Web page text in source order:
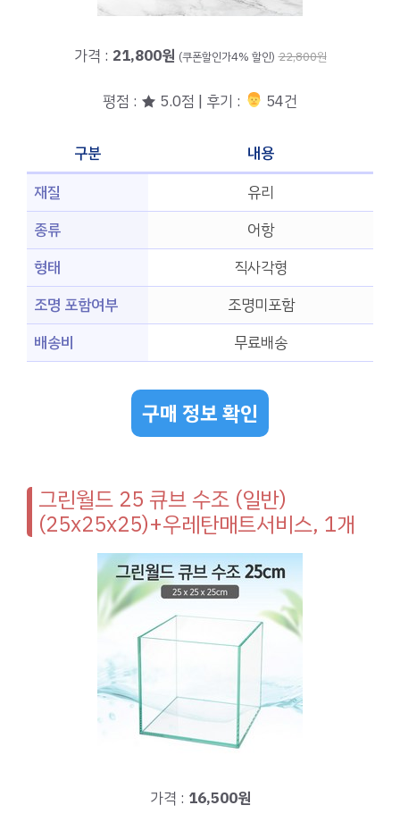
가격 : 21,800원 (쿠폰할인가4% 할인) 22,800원
평점 : ★ 5.0점 | 후기 : ‍‍ 54건
구분
내용
재질
유리
종류
어항
형태
직사각형
조명 포함여부
조명미포함
배송비
무료배송
구매 정보 확인
그린월드 25 큐브 수조 (일반)
(25x25x25)+우레탄매트서비스, 1개
가격 : 16,500원